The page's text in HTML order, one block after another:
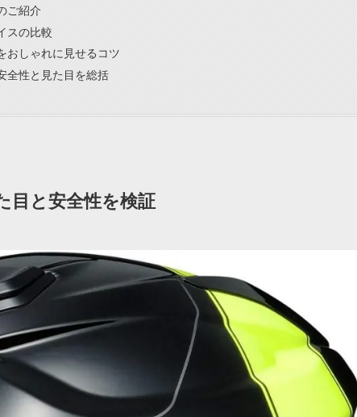
ご紹介
スの比較
おしゃれに見せるコツ
全性と見た目を総括
目と安全性を検証